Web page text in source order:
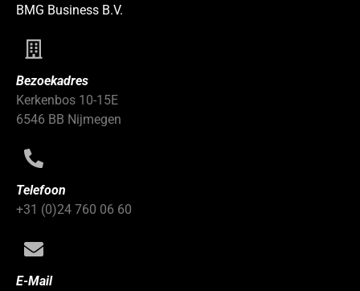
BMG Business B.V.
Bezoekadres
Kerkenbos 10-15E
6546 BB Nijmegen
Telefoon
+31 (0)24 760 06 60
E-Mail